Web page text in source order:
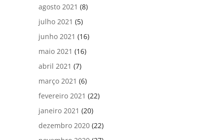
agosto 2021 (8)
julho 2021 (5)
junho 2021 (16)
maio 2021 (16)
abril 2021 (7)
março 2021 (6)
fevereiro 2021 (22)
janeiro 2021 (20)
dezembro 2020 (22)